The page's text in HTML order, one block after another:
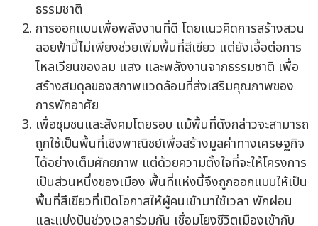
ธรรมชาติ
การออกแบบเพื่อพลังงานที่ดี โดยแนวคิดการสร้างสวน
ลอยฟ้านี้ไม่เพียงช่วยเพิ่มพื้นที่สีเขียว แต่ยังเอื้อต่อการ
ไหลเวียนของลม แสง และพลังงานจากธรรมชาติ เพื่อ
สร้างสมดุลของสภาพแวดล้อมที่ส่งเสริมคุณภาพของ
การพักอาศัย
เพื่อชุมชนและสังคมโดยรอบ แม้พื้นที่ดังกล่าวจะสามารถ
ถูกใช้เป็นพื้นที่เชิงพาณิชย์เพื่อสร้างมูลค่าทางเศรษฐกิจ
ได้อย่างเต็มศักยภาพ แต่ด้วยความตั้งใจที่จะให้โครงการ
เป็นส่วนหนึ่งของเมือง พื้นที่แห่งนี้จึงถูกออกแบบให้เป็น
พื้นที่สีเขียวที่เปิดโอกาสให้ผู้คนเข้ามาใช้เวลา พักผ่อน
และแบ่งปันช่วงเวลาร่วมกัน เชื่อมโยงชีวิตเมืองเข้ากับ